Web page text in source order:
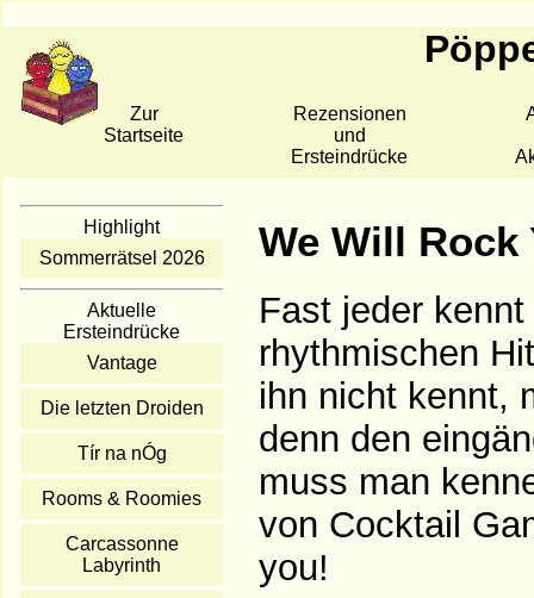
Zur
Startseite
Rezensionen
und
Ersteindrücke
Highlight
Sommerrätsel 2026
Aktuelle
Ersteindrücke
Vantage
Die letzten Droiden
Tír na nÓg
Rooms & Roomies
Carcassonne
Labyrinth
We Will Rock
Fast jeder
rhythmischen
ihn nicht kennt,
denn den
muss man
von Cocktail
you!